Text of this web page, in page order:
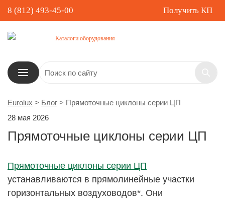
8 (812) 493-45-00 Получить КП
Каталоги оборудования
Eurolux > Блог > Прямоточные циклоны серии ЦП
28 мая 2026
Прямоточные циклоны серии ЦП
Прямоточные циклоны серии ЦП
устанавливаются в прямолинейные участки
горизонтальных воздуховодов*. Они